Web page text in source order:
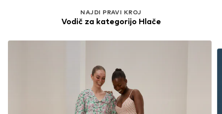
NAJDI PRAVI KROJ
Vodič za kategorijo Hlače